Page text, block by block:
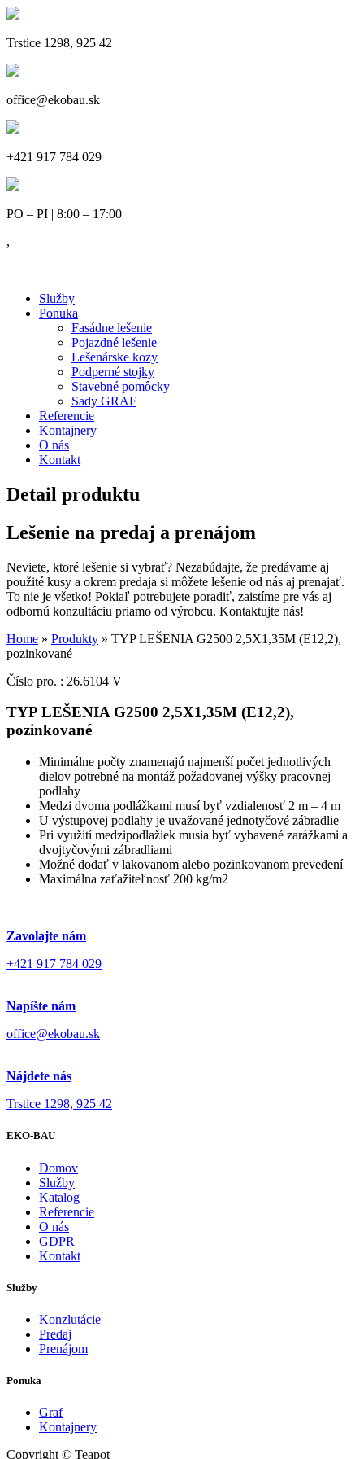
Trstice 1298, 925 42
office@ekobau.sk
+421 917 784 029
PO – PI | 8:00 – 17:00
,
Služby
Ponuka
Fasádne lešenie
Pojazdné lešenie
Lešenárske kozy
Podperné stojky
Stavebné pomôcky
Sady GRAF
Referencie
Kontajnery
O nás
Kontakt
Detail produktu
Lešenie na predaj a prenájom
Neviete, ktoré lešenie si vybrať? Nezabúdajte, že predávame aj
použité kusy a okrem predaja si môžete lešenie od nás aj prenajať.
To nie je všetko! Pokiaľ potrebujete poradiť, zaistíme pre vás aj
odbornú konzultáciu priamo od výrobcu. Kontaktujte nás!
Home » Produkty » TYP LEŠENIA G2500 2,5X1,35M (E12,2),
pozinkované
Číslo pro. : 26.6104 V
TYP LEŠENIA G2500 2,5X1,35M (E12,2),
pozinkované
Minimálne počty znamenajú najmenší počet jednotlivých
dielov potrebné na montáž požadovanej výšky pracovnej
podlahy
Medzi dvoma podlážkami musí byť vzdialenosť 2 m – 4 m
U výstupovej podlahy je uvažované jednotyčové zábradlie
Pri využití medzipodlažiek musia byť vybavené zarážkami a
dvojtyčovými zábradliami
Možné dodať v lakovanom alebo pozinkovanom prevedení
Maximálna zaťažiteľnosť 200 kg/m2
Zavolajte nám
+421 917 784 029
Napíšte nám
office@ekobau.sk
Nájdete nás
Trstice 1298, 925 42
EKO-BAU
Domov
Služby
Katalog
Referencie
O nás
GDPR
Kontakt
Služby
Konzlutácie
Predaj
Prenájom
Ponuka
Graf
Kontajnery
Copyright © Teapot